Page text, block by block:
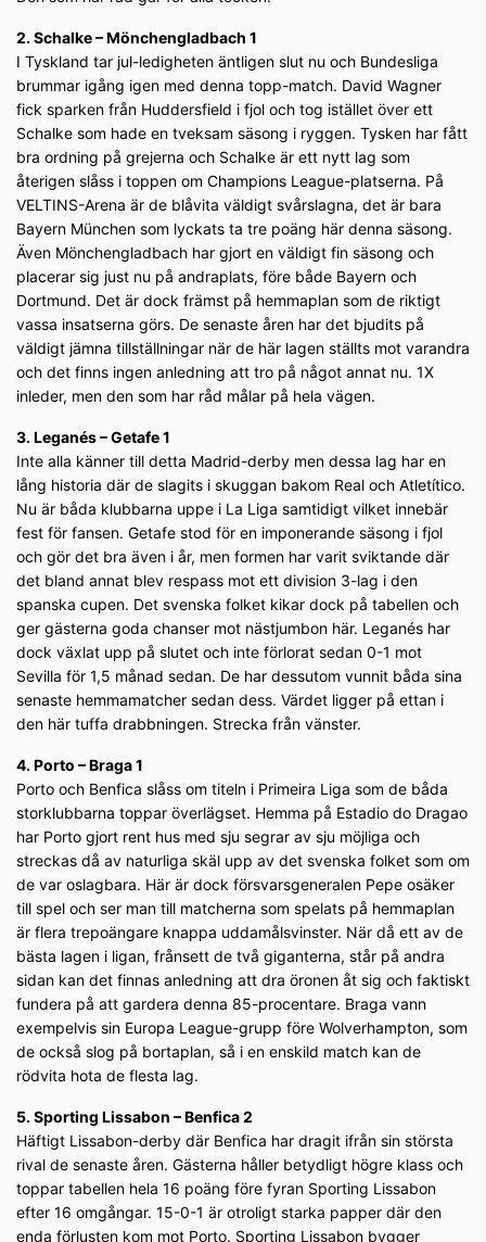
2. Schalke – Mönchengladbach 1
I Tyskland tar jul-ledigheten äntligen slut nu och Bundesliga
brummar igång igen med denna topp-match. David Wagner
fick sparken från Huddersfield i fjol och tog istället över ett
Schalke som hade en tveksam säsong i ryggen. Tysken har fått
bra ordning på grejerna och Schalke är ett nytt lag som
återigen slåss i toppen om Champions League-platserna. På
VELTINS-Arena är de blåvita väldigt svårslagna, det är bara
Bayern München som lyckats ta tre poäng här denna säsong.
Även Mönchengladbach har gjort en väldigt fin säsong och
placerar sig just nu på andraplats, före både Bayern och
Dortmund. Det är dock främst på hemmaplan som de riktigt
vassa insatserna görs. De senaste åren har det bjudits på
väldigt jämna tillställningar när de här lagen ställts mot varandra
och det finns ingen anledning att tro på något annat nu. 1X
inleder, men den som har råd målar på hela vägen.
3. Leganés – Getafe 1
Inte alla känner till detta Madrid-derby men dessa lag har en
lång historia där de slagits i skuggan bakom Real och Atletítico.
Nu är båda klubbarna uppe i La Liga samtidigt vilket innebär
fest för fansen. Getafe stod för en imponerande säsong i fjol
och gör det bra även i år, men formen har varit sviktande där
det bland annat blev respass mot ett division 3-lag i den
spanska cupen. Det svenska folket kikar dock på tabellen och
ger gästerna goda chanser mot nästjumbon här. Leganés har
dock växlat upp på slutet och inte förlorat sedan 0-1 mot
Sevilla för 1,5 månad sedan. De har dessutom vunnit båda sina
senaste hemmamatcher sedan dess. Värdet ligger på ettan i
den här tuffa drabbningen. Strecka från vänster.
4. Porto – Braga 1
Porto och Benfica slåss om titeln i Primeira Liga som de båda
storklubbarna toppar överlägset. Hemma på Estadio do Dragao
har Porto gjort rent hus med sju segrar av sju möjliga och
streckas då av naturliga skäl upp av det svenska folket som om
de var oslagbara. Här är dock försvarsgeneralen Pepe osäker
till spel och ser man till matcherna som spelats på hemmaplan
är flera trepoängare knappa uddamålsvinster. När då ett av de
bästa lagen i ligan, frånsett de två giganterna, står på andra
sidan kan det finnas anledning att dra öronen åt sig och faktiskt
fundera på att gardera denna 85-procentare. Braga vann
exempelvis sin Europa League-grupp före Wolverhampton, som
de också slog på bortaplan, så i en enskild match kan de
rödvita hota de flesta lag.
5. Sporting Lissabon – Benfica 2
Häftigt Lissabon-derby där Benfica har dragit ifrån sin största
rival de senaste åren. Gästerna håller betydligt högre klass och
toppar tabellen hela 16 poäng före fyran Sporting Lissabon
efter 16 omgångar. 15-0-1 är otroligt starka papper där den
enda förlusten kom mot Porto. Sporting Lissabon bygger